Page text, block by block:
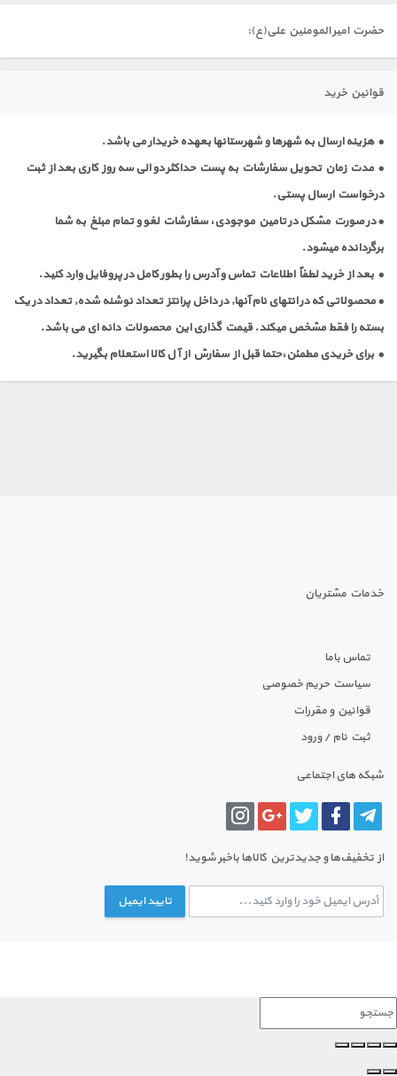
حضرت امیر المومنین علی(ع):
قوانین خرید
• هزینه ارسال به شهرها و شهرستانها بعهده خریدار می باشد.
• مدت زمان تحویل سفارشات به پست حداکثر دو الی سه روز کاری بعد از ثبت
درخواست ارسال پستی.
• در صورت مشکل در تامین موجودی، سفارشات لغو و تمام مبلغ به شما
برگردانده میشود.
• بعد از خرید لطفاٌ اطلاعات تماس و آدرس را بطور کامل در پروفایل وارد کنید.
• محصولاتی که در انتهای نام آنها, در داخل پرانتز تعداد نوشنه شده, تعداد در یک
بسته را فقط مشخص میکند. قیمت گذاری این محصولات دانه ای می باشد.
• برای خریدی مطمئن،حتما قبل از سفارش از آل کالا استعلام بگیرید.
خدمات مشتریان
تماس باما
سیاست حریم خصوصی
قوانین و مقررات
ثبت نام / ورود
شبکه های اجتماعی
از تخفیف‌ها و جدیدترین‌ کالاها باخبر شوید!
تایید ایمیل